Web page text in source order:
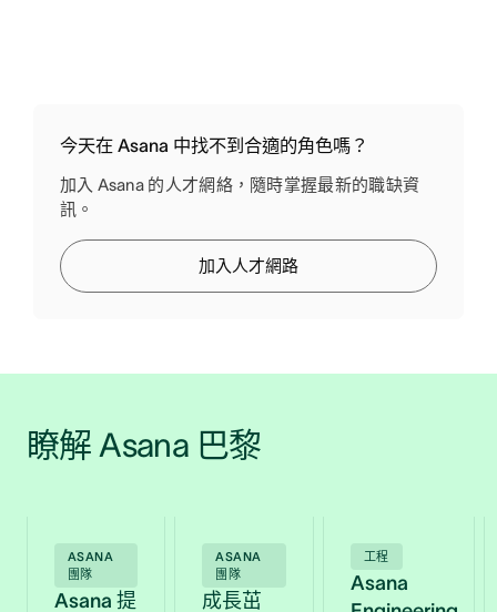
今天在 Asana 中找不到合適的角色嗎？
加入 Asana 的人才網絡，隨時掌握最新的職缺資
訊。
加入人才網路
瞭解 Asana 巴黎
ASANA
團隊
Asana 提
ASANA
團隊
成長茁
工程
Asana